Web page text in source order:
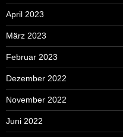
April 2023
März 2023
Februar 2023
Dezember 2022
November 2022
Juni 2022